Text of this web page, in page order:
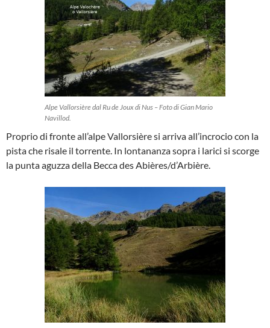
Alpe Vallorsière dal Ru de Joux di Nus – Foto di Gian Mario
Navillod.
Proprio di fronte all’alpe Vallorsière si arriva all’incrocio con la
pista che risale il torrente. In lontananza sopra i larici si scorge
la punta aguzza della Becca des Abières/d’Arbière.